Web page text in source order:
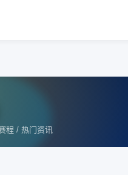
程 / 热门资讯